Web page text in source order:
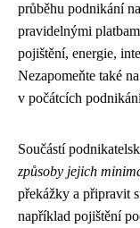
průběhu podnikání
pravidelnými
pojištění, energie,
Nezapomeňte také
v počátcích
Součástí
způsoby jejich
překážky a připravit
například pojištění